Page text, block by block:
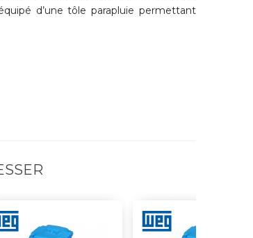
d’une tôle parapluie permettant